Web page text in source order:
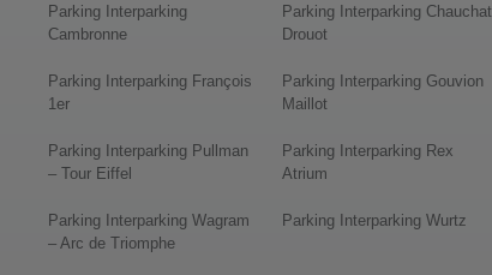
Parking Interparking
Cambronne
Parking Interparking Chauchat
Drouot
Parking Interparking François
1er
Parking Interparking Gouvion
Maillot
Parking Interparking Pullman
– Tour Eiffel
Parking Interparking Rex
Atrium
Parking Interparking Wagram
– Arc de Triomphe
Parking Interparking Wurtz